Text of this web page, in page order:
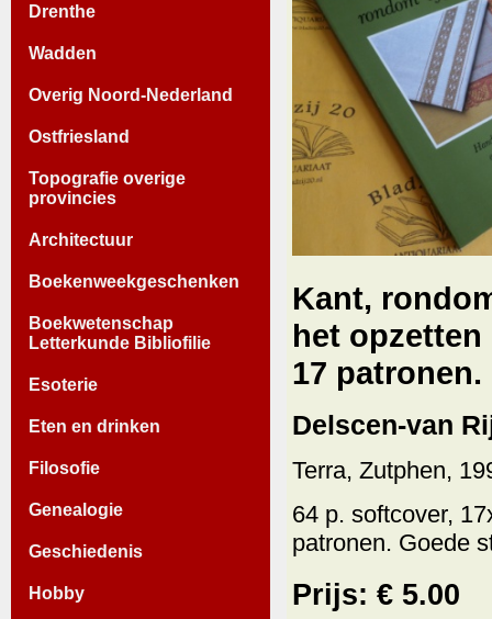
Drenthe
Wadden
Overig Noord-Nederland
Ostfriesland
Topografie overige
provincies
Architectuur
Boekenweekgeschenken
Boekwetenschap
Letterkunde Bibliofilie
Esoterie
Eten en drinken
Filosofie
Genealogie
Geschiedenis
Hobby
Kant,
het
17 patronen.
Delscen-van
Terra, Zutphen,
64 p. softcover,
patronen. Goede
Prijs: € 5.00